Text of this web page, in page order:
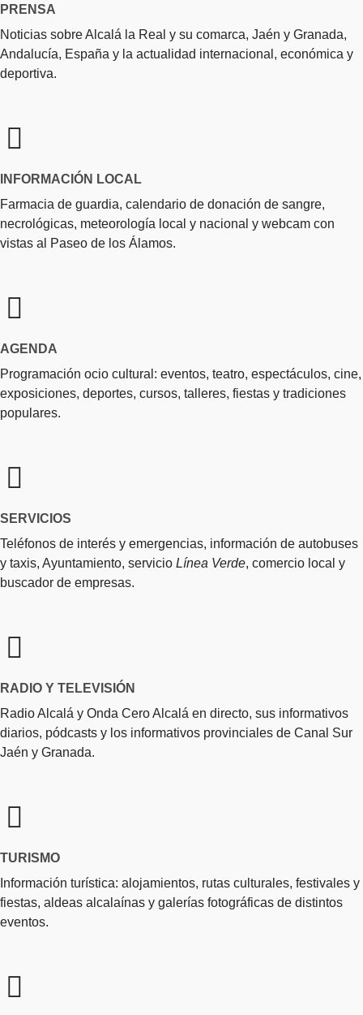
PRENSA
Noticias sobre Alcalá la Real y su comarca, Jaén y Granada,
Andalucía, España y la actualidad internacional, económica y
deportiva.
INFORMACIÓN LOCAL
Farmacia de guardia, calendario de donación de sangre,
necrológicas, meteorología local y nacional y webcam con
vistas al Paseo de los Álamos.
AGENDA
Programación ocio cultural: eventos, teatro, espectáculos, cine,
exposiciones, deportes, cursos, talleres, fiestas y tradiciones
populares.
SERVICIOS
Teléfonos de interés y emergencias, información de autobuses
y taxis, Ayuntamiento, servicio Línea Verde, comercio local y
buscador de empresas.
RADIO Y TELEVISIÓN
Radio Alcalá y Onda Cero Alcalá en directo, sus informativos
diarios, pódcasts y los informativos provinciales de Canal Sur
Jaén y Granada.
TURISMO
Información turística: alojamientos, rutas culturales, festivales y
fiestas, aldeas alcalaínas y galerías fotográficas de distintos
eventos.